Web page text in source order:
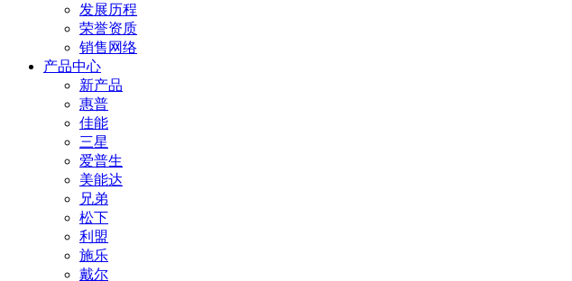
发展历程
荣誉资质
销售网络
产品中心
新产品
惠普
佳能
三星
爱普生
美能达
兄弟
松下
利盟
施乐
戴尔